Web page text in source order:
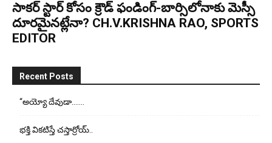
సాకర్ స్టార్ కోసం క్రౌడ్ ఫండింగ్-బార్సిలోనాకు మెస్సీ
దూరమైనట్లేనా? CH.V.KRISHNA RAO, SPORTS
EDITOR
Recent Posts
“అయ్యో దేవుడా…….
భ‌క్తి విక‌టిస్తే చ‌స్తార్రోయ్‌..